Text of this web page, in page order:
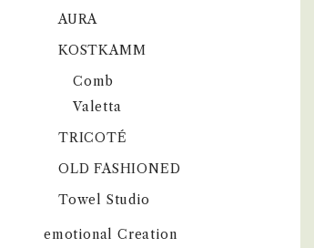
AURA
KOSTKAMM
Comb
Valetta
TRICOTÉ
OLD FASHIONED
Towel Studio
emotional Creation